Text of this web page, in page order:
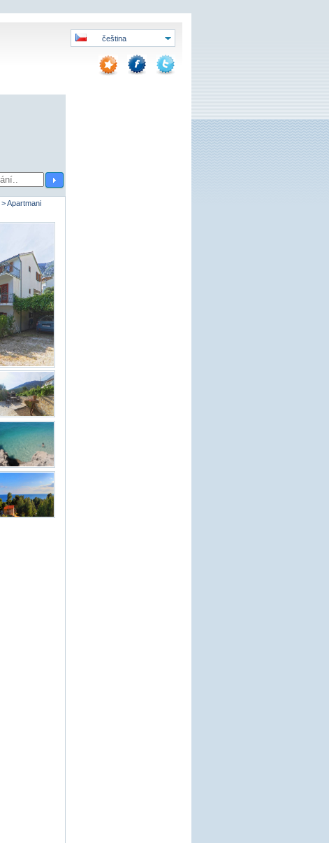
čeština
>Apartmani